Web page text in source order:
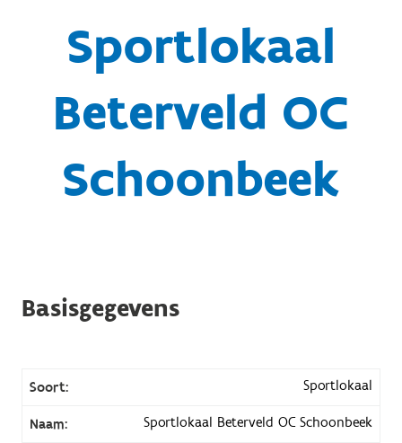
Sportlokaal
Beterveld OC
Schoonbeek
Basisgegevens
Soort: Sportlokaal
Naam: Sportlokaal Beterveld OC Schoonbeek